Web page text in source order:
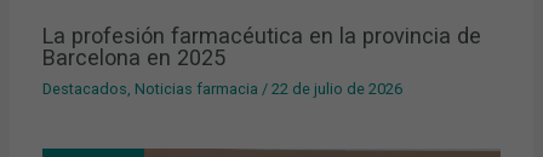
La profesión farmacéutica en la provincia de
Barcelona en 2025
Destacados Noticias farmacia /22 de julio de 2026